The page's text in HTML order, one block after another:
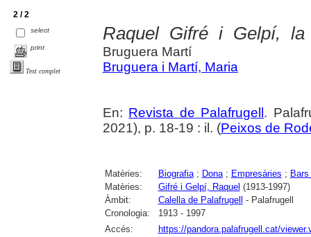
2 / 2
select
print
Text complet
Raquel Gifré i Gelpí, la
Bruguera Martí
Bruguera i Martí, Maria
En: Revista de Palafrugell .
2021), p. 18-19 : il. (Peixos de
Matèries: Biografia; Dona; Empresàries ;
Matèries:
Gifré i Gelpí, Raquel (1913-1997)
Àmbit:
Calella de Palafrugell
- Palafrugell
Cronologia:
1913 - 1997
Accés:
https://pandora.palafrugell.cat/